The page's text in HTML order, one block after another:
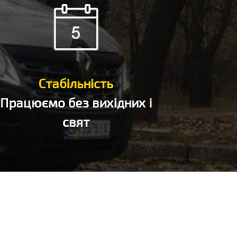
Стабільність
Працюємо без вихідних і
свят